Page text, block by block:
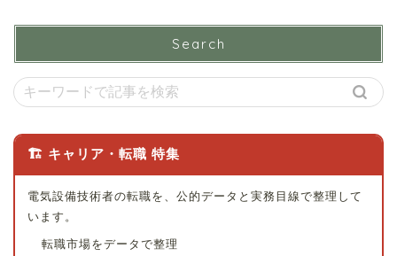
Search
🏗 キャリア・転職 特集
電気設備技術者の転職を、公的データと実務目線で整理して
います。
転職市場をデータで整理